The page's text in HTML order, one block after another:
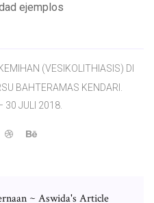
ejemplos
(VESIKOLITHIASIS) DI
BAHTERAMAS KENDARI.
30 JULI 2018.
~ Aswida's Article